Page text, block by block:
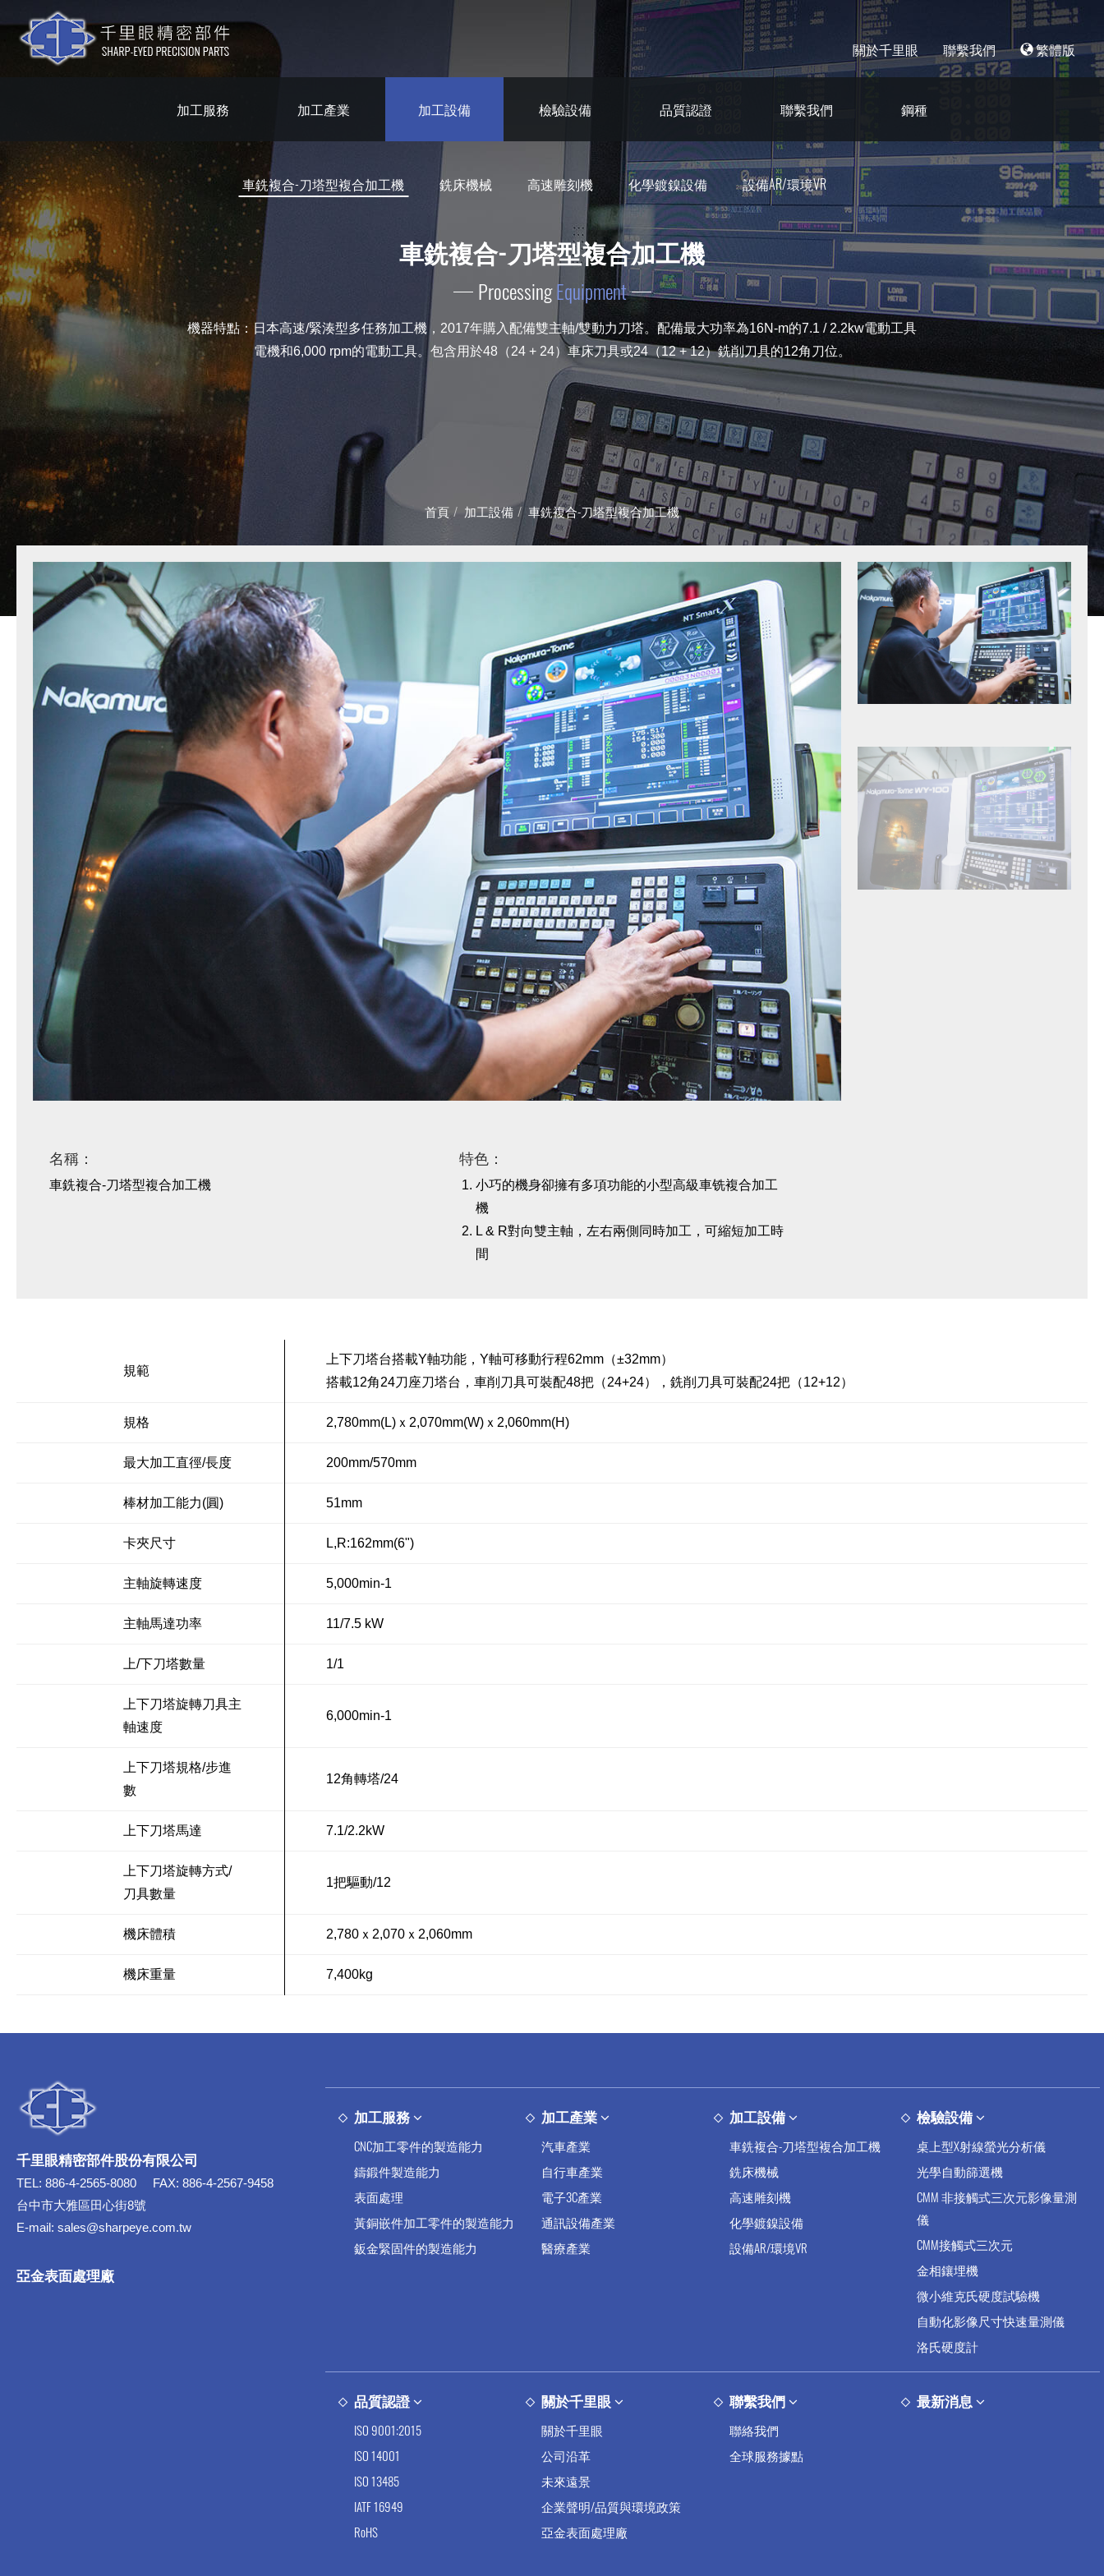
關於千里眼 聯繫我們 繁體版
加工服務 加工產業 加工設備 檢驗設備 品質認證 聯繫我們 鋼種
車銑複合-刀塔型複合加工機 銑床機械 高速雕刻機 化學鍍鎳設備 設備AR/環境VR
車銑複合-刀塔型複合加工機
ProcessingEquipment
機器特點：日本高速/緊湊型多任務加工機，2017年購入配備雙主軸/雙動力刀塔。配備最大功率為16N-m的7.1 / 2.2kw電動工具
電機和6,000 rpm的電動工具。包含用於48（24 + 24）車床刀具或24（12 + 12）銑削刀具的12角刀位。
首頁 加工設備 車銑複合-刀塔型複合加工機
名稱：
車銑複合-刀塔型複合加工機
特色：
小巧的機身卻擁有多項功能的小型高級車铣複合加工
機
L & R對向雙主軸，左右兩側同時加工，可縮短加工時
間
規範
上下刀塔台搭載Y軸功能，Y軸可移動行程62mm（±32mm）
搭載12角24刀座刀塔台，車削刀具可裝配48把（24+24），銑削刀具可裝配24把（12+12）
規格 2,780mm(L)ｘ2,070mm(W)ｘ2,060mm(H)
最大加工直徑/長度 200mm/570mm
棒材加工能力(圓) 51mm
卡夾尺寸 L,R:162mm(6")
主軸旋轉速度 5,000min-1
主軸馬達功率 11/7.5 kW
上/下刀塔數量 1/1
上下刀塔旋轉刀具主
軸速度
6,000min-1
上下刀塔規格/步進
數
12角轉塔/24
上下刀塔馬達 7.1/2.2kW
上下刀塔旋轉方式/
刀具數量
1把驅動/12
機床體積 2,780ｘ2,070ｘ2,060mm
機床重量 7,400kg
千里眼精密部件股份有限公司
TEL: 886-4-2565-8080 FAX: 886-4-2567-9458
台中市大雅區田心街8號
E-mail: sales@sharpeye.com.tw
亞金表面處理廠
加工服務
CNC加工零件的製造能力
鑄鍛件製造能力
表面處理
黃銅嵌件加工零件的製造能力
鈑金緊固件的製造能力
加工產業
汽車產業
自行車產業
電子3C產業
通訊設備產業
醫療產業
加工設備
車銑複合-刀塔型複合加工機
銑床機械
高速雕刻機
化學鍍鎳設備
設備AR/環境VR
檢驗設備
桌上型X射線螢光分析儀
光學自動篩選機
CMM 非接觸式三次元影像量測
儀
CMM接觸式三次元
金相鑲埋機
微小維克氏硬度試驗機
自動化影像尺寸快速量測儀
洛氏硬度計
品質認證
ISO 9001:2015
ISO 14001
ISO 13485
IATF 16949
RoHS
關於千里眼
關於千里眼
公司沿革
未來遠景
企業聲明/品質與環境政策
亞金表面處理廠
聯繫我們
聯絡我們
全球服務據點
最新消息